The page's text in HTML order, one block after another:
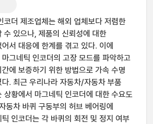
코더 제조업체는 해외 업체보다 저렴한
수 있으나, 제품의 신뢰성에 대한
서 대응에 한계를 겪고 있다. 이에
그네틱 인코더의 고장 모드를 파악하고
에 보증하기 위한 방법으로 가속 수명
. 최근 우리나라 자동차/자동차 부품
상황에서 마그네틱 인코더에 대한 수요도
동차 바퀴 구동부의 허브 베어링에
인코더는 각 바퀴의 회전 및 정지 여부